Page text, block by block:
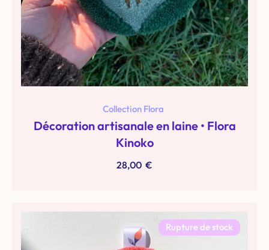
Collection Flora
Décoration artisanale en laine • Flora
Kinoko
28,00€
Rupture de stock